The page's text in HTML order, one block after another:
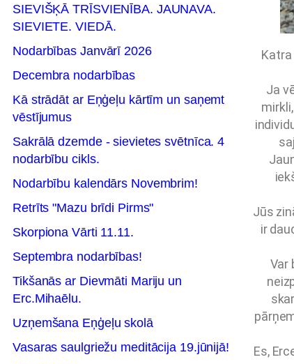
SIEVIŠĶĀ TRĪSVIENĪBA. JAUNAVA.
SIEVIETE. VIEDĀ.
Nodarbības Janvārī 2026
Decembra nodarbības
Kā strādāt ar Eņģeļu kārtīm un saņemt
vēstījumus
Sakrālā dzemde - sievietes svētnīca. 4
nodarbību cikls.
Nodarbību kalendārs Novembrim!
Retrīts "Mazu brīdi Pirms"
Skorpiona Vārti 11.11.
Septembra nodarbības!
Tikšanās ar Dievmāti Mariju un
Erc.Mihaēlu.
Uzņemšana Eņģeļu skolā
Vasaras saulgriežu meditācija 19.jūnijā!
Ja
Jūs
ir
Var
Es,